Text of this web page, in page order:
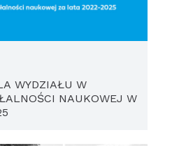
WYDZIAŁU W
NAUKOWEJ W